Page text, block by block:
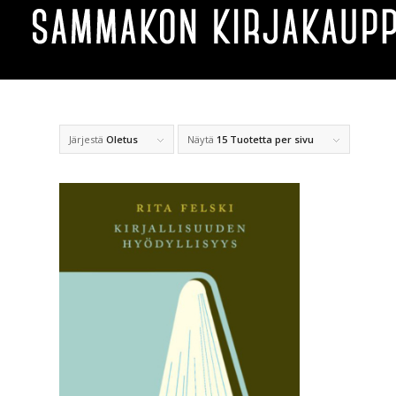
Järjestä Oletus Näytä 15 Tuotetta per sivu